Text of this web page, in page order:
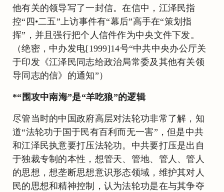
他有关的领导写了一封信。在信中，江泽民指
控“四•二五”上访事件有“幕后”高手在“策划指
挥”，并且强行把个人信件作为中央文件下发。
（绝密，中办发电[1999]14号“中共中央办公厅关
于印发《江泽民同志给政治局常委及其他有关领
导同志的信》的通知”）
*“围攻中南海”是“羊吃狼”的逻辑
尽管当时的中国政府高层对法轮功非常了解，知
道“法轮功于国于民有百利而无一害”，但是中共
和江泽民执意要打压法轮功。中共要打压是出自
于独裁专制的本性，想管天、管地、管人、管人
的思想，想垄断思想意识形态领域，维护其对人
民的思想和精神控制，认为法轮功是在与其争夺